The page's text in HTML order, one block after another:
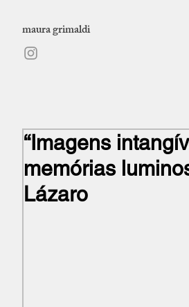
maura grimaldi
“Imagens
memórias
Lázaro